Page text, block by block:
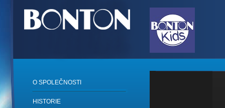
O SPOLEČNOSTI
HISTORIE